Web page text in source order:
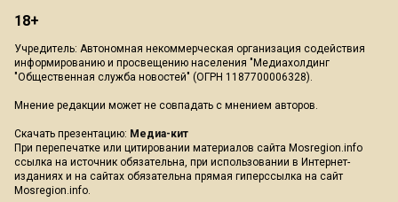
18+
Учредитель: Автономная некоммерческая организация содействия
информированию и просвещению населения "Медиахолдинг
"Общественная служба новостей" (ОГРН 1187700006328).
Мнение редакции может не совпадать с мнением авторов.
Скачать презентацию: Медиа-кит
При перепечатке или цитировании материалов сайта Mosregion.info
ссылка на источник обязательна, при использовании в Интернет-
изданиях и на сайтах обязательна прямая гиперссылка на сайт
Mosregion.info.